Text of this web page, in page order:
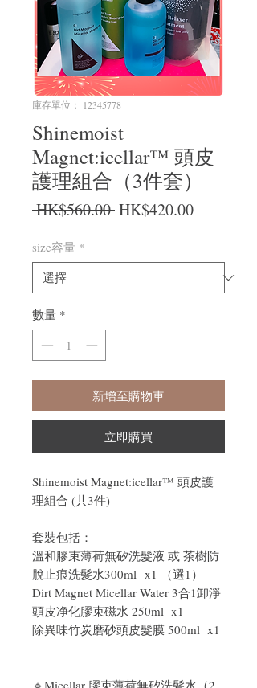
庫存單位： 12345778
Shinemoist
Magnet:icellar™ 頭皮
護理組合（3件套）
HK$560.00 一般價格
HK$420.00促銷價格
size容量 *
數量 *
新增至購物車
立即購買
Shinemoist Magnet:icellar™ 頭皮護
理組合 (共3件)
套裝包括：
溫和膠束薄荷無矽洗髮液 或 茶樹防
脫止痕洗髮水300ml x1 （選1）
Dirt Magnet Micellar Water 3合1卸淨
頭皮净化膠束磁水 250ml x1
除異味竹炭磨砂頭皮髮膜 500ml x1
🔹Micellar 膠束薄荷無矽洗髮水（2